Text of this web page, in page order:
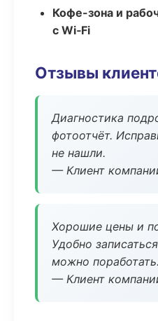
Кофе-зона и
с Wi‑Fi
Отзывы
Диагностика
фотоотчёт.
не нашли.
— Клиент
Хорошие цены и
Удобно
можно поработать.
— Клиент